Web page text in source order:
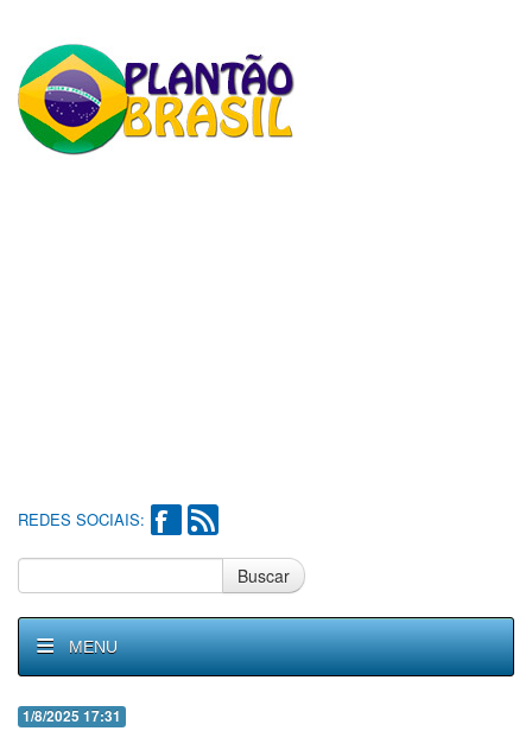
REDES SOCIAIS:
Buscar
MENU
1/8/2025 17:31